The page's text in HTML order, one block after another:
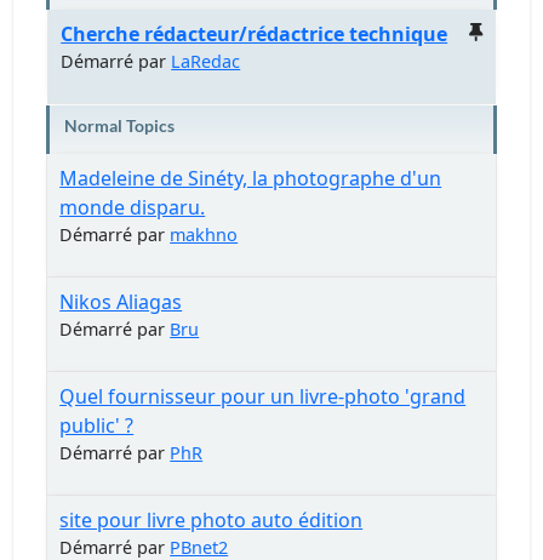
Cherche rédacteur/rédactrice technique
Démarré par LaRedac
Normal Topics
Madeleine de Sinéty, la photographe d'un
monde disparu.
Démarré par makhno
Nikos Aliagas
Démarré par Bru
Quel fournisseur pour un livre-photo 'grand
public' ?
Démarré par PhR
site pour livre photo auto édition
Démarré par PBnet2